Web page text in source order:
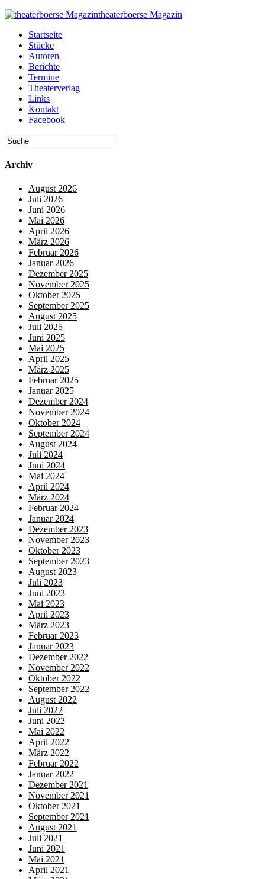
theaterboerse Magazin
Startseite
Stücke
Autoren
Berichte
Termine
Theaterverlag
Links
Kontakt
Facebook
Archiv
August 2026
Juli 2026
Juni 2026
Mai 2026
April 2026
März 2026
Februar 2026
Januar 2026
Dezember 2025
November 2025
Oktober 2025
September 2025
August 2025
Juli 2025
Juni 2025
Mai 2025
April 2025
März 2025
Februar 2025
Januar 2025
Dezember 2024
November 2024
Oktober 2024
September 2024
August 2024
Juli 2024
Juni 2024
Mai 2024
April 2024
März 2024
Februar 2024
Januar 2024
Dezember 2023
November 2023
Oktober 2023
September 2023
August 2023
Juli 2023
Juni 2023
Mai 2023
April 2023
März 2023
Februar 2023
Januar 2023
Dezember 2022
November 2022
Oktober 2022
September 2022
August 2022
Juli 2022
Juni 2022
Mai 2022
April 2022
März 2022
Februar 2022
Januar 2022
Dezember 2021
November 2021
Oktober 2021
September 2021
August 2021
Juli 2021
Juni 2021
Mai 2021
April 2021